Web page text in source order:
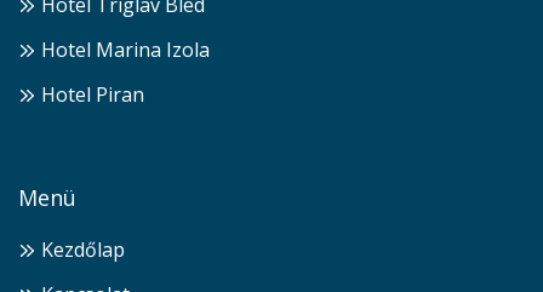
Hotel Marina Izola
Hotel Piran
Menü
Kezdőlap